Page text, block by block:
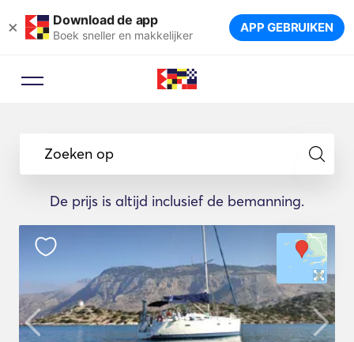
× Download de app
Boek sneller en makkelijker APP GEBRUIKEN
Zoeken op
De prijs is altijd inclusief de bemanning.